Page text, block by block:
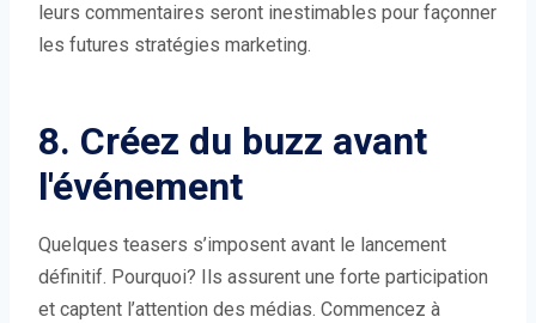
leurs commentaires seront inestimables pour façonner
les futures stratégies marketing.
8. Créez du buzz avant
l'événement
Quelques teasers s’imposent avant le lancement
définitif. Pourquoi? Ils assurent une forte participation
et captent l’attention des médias. Commencez à